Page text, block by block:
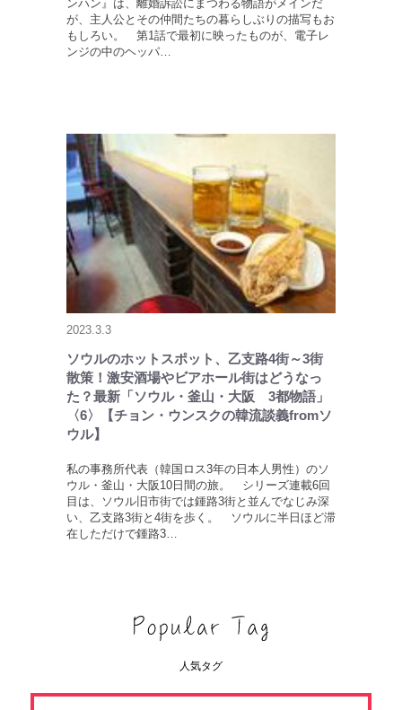
ンハン』は、離婚訴訟にまつわる物語がメインだ
が、主人公とその仲間たちの暮らしぶりの描写もお
もしろい。 第1話で最初に映ったものが、電子レ
ンジの中のヘッパ…
2023.3.3
ソウルのホットスポット、乙支路4街～3街
散策！激安酒場やビアホール街はどうなっ
た？最新「ソウル・釜山・大阪 3都物語」
〈6〉【チョン・ウンスクの韓流談義fromソ
ウル】
私の事務所代表（韓国ロス3年の日本人男性）のソ
ウル・釜山・大阪10日間の旅。 シリーズ連載6回
目は、ソウル旧市街では鍾路3街と並んでなじみ深
い、乙支路3街と4街を歩く。 ソウルに半日ほど滞
在しただけで鍾路3…
人気タグ